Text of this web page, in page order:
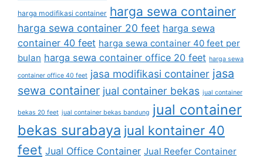
harga modifikasi container harga sewa container
harga sewa container 20 feet harga sewa
container 40 feet harga sewa container 40 feet per
bulan harga sewa container office 20 feet harga sewa
container office 40 feet jasa modifikasi container jasa
sewa container jual container bekas jual container
bekas 20 feet jual container bekas bandung jual container
bekas surabaya jual kontainer 40
feet Jual Office Container Jual Reefer Container